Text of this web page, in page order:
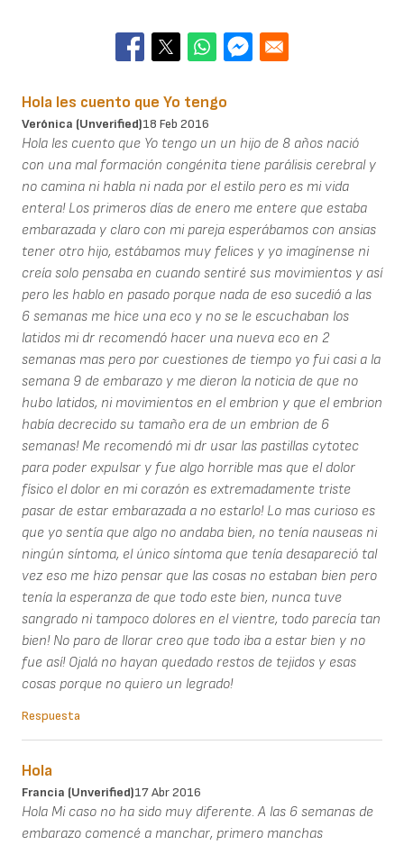
Hola les cuento que Yo tengo
Verónica (unverified)18 Feb 2016
Hola les cuento que Yo tengo un un hijo de 8 años nació
con una mal formación congénita tiene parálisis cerebral y
no camina ni habla ni nada por el estilo pero es mi vida
entera! Los primeros días de enero me entere que estaba
embarazada y claro con mi pareja esperábamos con ansias
tener otro hijo, estábamos muy felices y yo imagínense ni
creía solo pensaba en cuando sentiré sus movimientos y así
pero les hablo en pasado porque nada de eso sucedió a las
6 semanas me hice una eco y no se le escuchaban los
latidos mi dr recomendó hacer una nueva eco en 2
semanas mas pero por cuestiones de tiempo yo fui casi a la
semana 9 de embarazo y me dieron la noticia de que no
hubo latidos, ni movimientos en el embrion y que el embrion
había decrecido su tamaño era de un embrion de 6
semanas! Me recomendó mi dr usar las pastillas cytotec
para poder expulsar y fue algo horrible mas que el dolor
físico el dolor en mi corazón es extremadamente triste
pasar de estar embarazada a no estarlo! Lo mas curioso es
que yo sentía que algo no andaba bien, no tenía nauseas ni
ningún síntoma, el único síntoma que tenía desapareció tal
vez eso me hizo pensar que las cosas no estaban bien pero
tenía la esperanza de que todo este bien, nunca tuve
sangrado ni tampoco dolores en el vientre, todo parecía tan
bien! No paro de llorar creo que todo iba a estar bien y no
fue así! Ojalá no hayan quedado restos de tejidos y esas
cosas porque no quiero un legrado!
Respuesta
Hola
Francia (unverified)17 Abr 2016
Hola Mi caso no ha sido muy diferente. A las 6 semanas de
embarazo comencé a manchar, primero manchas